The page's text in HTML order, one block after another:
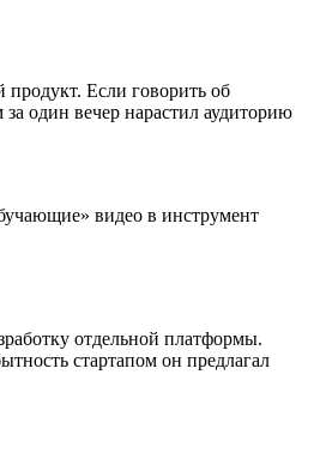
продукт. Если говорить об
один вечер нарастил аудиторию
видео в инструмент
отдельной платформы.
стартапом он предлагал